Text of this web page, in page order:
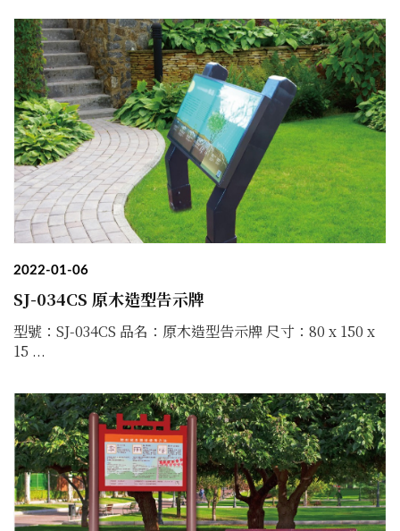
2022-01-06
SJ-034CS 原木造型告示牌
型號：SJ-034CS 品名：原木造型告示牌 尺寸：80 x 150 x
15 ...